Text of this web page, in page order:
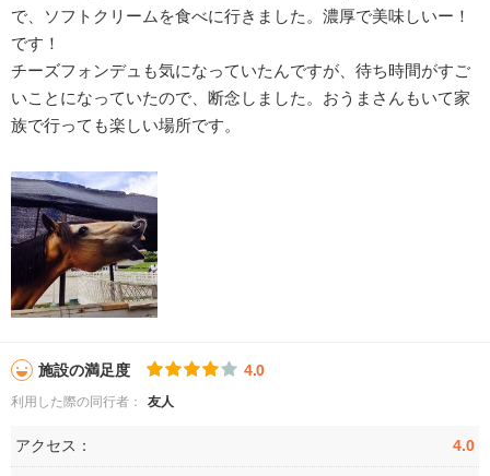
で、ソフトクリームを食べに行きました。濃厚で美味しいー！
です！
チーズフォンデュも気になっていたんですが、待ち時間がすご
いことになっていたので、断念しました。おうまさんもいて家
族で行っても楽しい場所です。
施設の満足度 4.0
利用した際の同行者： 友人
アクセス： 4.0